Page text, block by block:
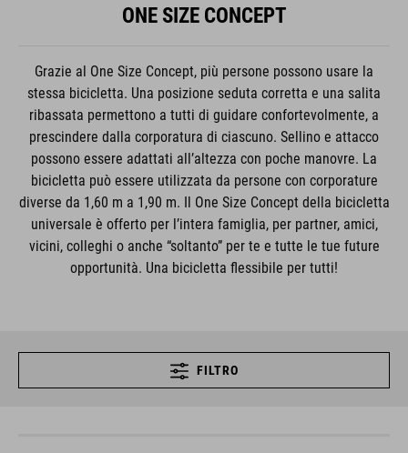
ONE SIZE CONCEPT
Grazie al One Size Concept, più persone possono usare la
stessa bicicletta. Una posizione seduta corretta e una salita
ribassata permettono a tutti di guidare confortevolmente, a
prescindere dalla corporatura di ciascuno. Sellino e attacco
possono essere adattati all’altezza con poche manovre. La
bicicletta può essere utilizzata da persone con corporature
diverse da 1,60 m a 1,90 m. Il One Size Concept della bicicletta
universale è offerto per l’intera famiglia, per partner, amici,
vicini, colleghi o anche “soltanto” per te e tutte le tue future
opportunità. Una bicicletta flessibile per tutti!
FILTRO